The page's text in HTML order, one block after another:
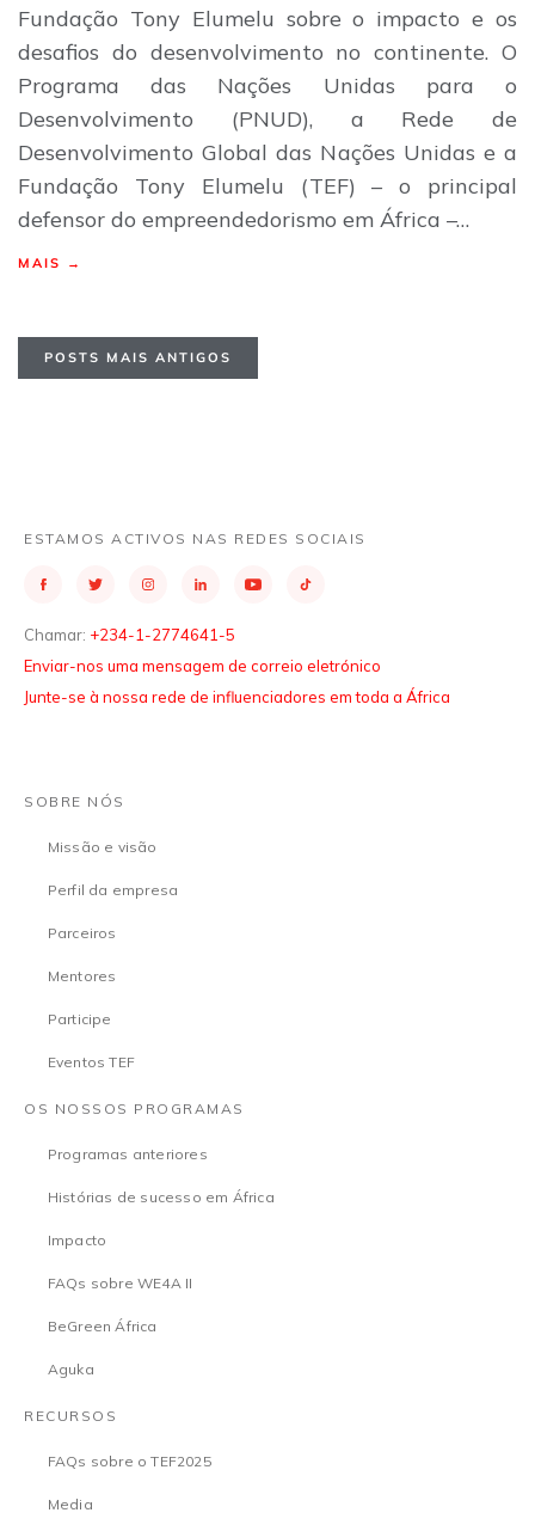
Fundação Tony Elumelu sobre o impacto e os
desafios do desenvolvimento no continente. O
Programa das Nações Unidas para o
Desenvolvimento (PNUD), a Rede de
Desenvolvimento Global das Nações Unidas e a
Fundação Tony Elumelu (TEF) – o principal
defensor do empreendedorismo em África –…
MAIS →
POSTS MAIS ANTIGOS
ESTAMOS ACTIVOS NAS REDES SOCIAIS
Chamar: +234-1-2774641-5
Enviar-nos uma mensagem de correio eletrónico
Junte-se à nossa rede de influenciadores em toda a África
SOBRE NÓS
Missão e visão
Perfil da empresa
Parceiros
Mentores
Participe
Eventos TEF
OS NOSSOS PROGRAMAS
Programas anteriores
Histórias de sucesso em África
Impacto
FAQs sobre WE4A II
BeGreen África
Aguka
RECURSOS
FAQs sobre o TEF2025
Media